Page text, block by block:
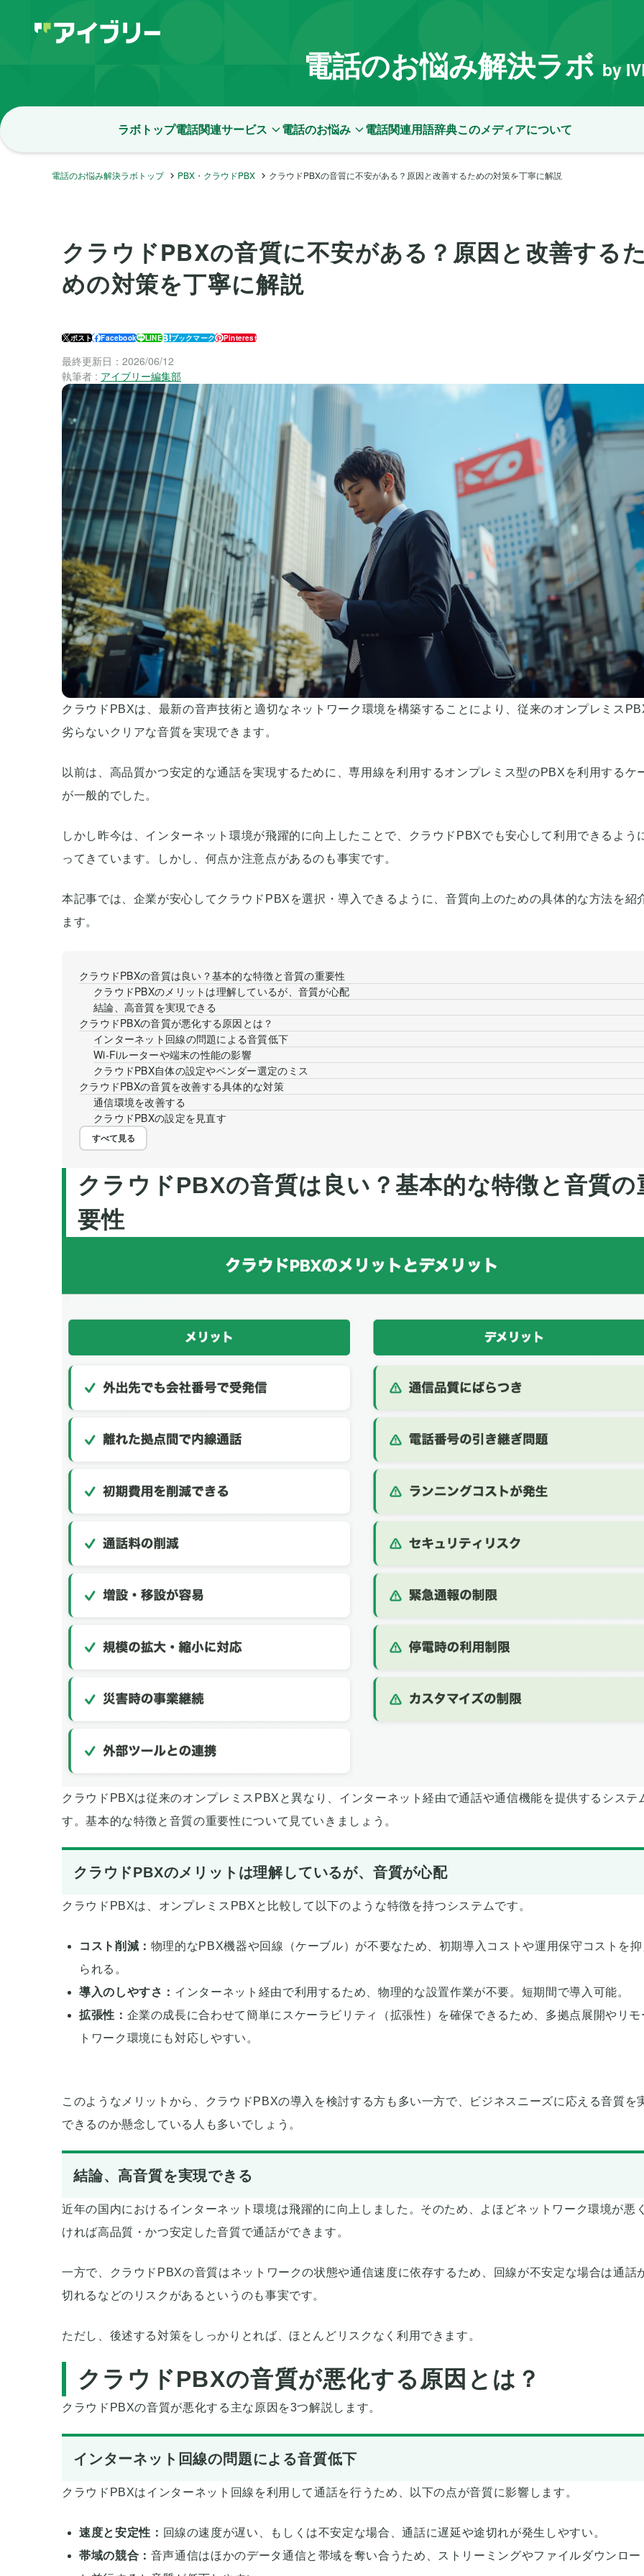
電話のお悩み解決ラボ by
ラボトップ電話関連サービス 電話のお悩み 電話関連用語辞典このメディアについて
電話のお悩み解決ラボトップ PBX・クラウドPBX クラウドPBXの音質に不安がある？原因と改善するための対策を丁寧に解説
クラウドPBXの音質に不安がある？原因と改善する
めの対策を丁寧に解説
ポスト Facebook LINE ブックマーク Pinterest
最終更新日：2026/06/12
執筆者 : アイブリー編集部
クラウドPBXは、最新の音声技術と適切なネットワーク環境を構築することにより、従来のオンプレミス
劣らないクリアな音質を実現できます。
以前は、高品質かつ安定的な通話を実現するために、専用線を利用するオンプレミス型のPBXを利用するケ
が一般的でした。
しかし昨今は、インターネット環境が飛躍的に向上したことで、クラウドPBXでも安心して利用できるよう
ってきています。しかし、何点か注意点があるのも事実です。
本記事では、企業が安心してクラウドPBXを選択・導入できるように、音質向上のための具体的な方法を紹
ます。
クラウドPBXの音質は良い？基本的な特徴と音質の重要性
クラウドPBXのメリットは理解しているが、音質が心配
結論、高音質を実現できる
クラウドPBXの音質が悪化する原因とは？
インターネット回線の問題による音質低下
Wi-Fiルーターや端末の性能の影響
クラウドPBX自体の設定やベンダー選定のミス
クラウドPBXの音質を改善する具体的な対策
通信環境を改善する
クラウドPBXの設定を見直す
すべて見る
クラウドPBXの音質は良い？基本的な特徴と音質の
要性
クラウドPBXは従来のオンプレミスPBXと異なり、インターネット経由で通話や通信機能を提供するシステ
す。基本的な特徴と音質の重要性について見ていきましょう。
クラウドPBXのメリットは理解しているが、音質が心配
クラウドPBXは、オンプレミスPBXと比較して以下のような特徴を持つシステムです。
コスト削減： 物理的なPBX機器や回線（ケーブル）が不要なため、初期導入コストや運用保守コストを
られる。
導入のしやすさ： インターネット経由で利用するため、物理的な設置作業が不要。短期間で導入可能。
拡張性： 企業の成長に合わせて簡単にスケーラビリティ（拡張性）を確保できるため、多拠点展開やリモ
トワーク環境にも対応しやすい。
このようなメリットから、クラウドPBXの導入を検討する方も多い一方で、ビジネスニーズに応える音質を
できるのか懸念している人も多いでしょう。
結論、高音質を実現できる
近年の国内におけるインターネット環境は飛躍的に向上しました。そのため、よほどネットワーク環境が悪
ければ高品質・かつ安定した音質で通話ができます。
一方で、クラウドPBXの音質はネットワークの状態や通信速度に依存するため、回線が不安定な場合は通話
切れるなどのリスクがあるというのも事実です。
ただし、後述する対策をしっかりとれば、ほとんどリスクなく利用できます。
クラウドPBXの音質が悪化する原因とは？
クラウドPBXの音質が悪化する主な原因を3つ解説します。
インターネット回線の問題による音質低下
クラウドPBXはインターネット回線を利用して通話を行うため、以下の点が音質に影響します。
速度と安定性： 回線の速度が遅い、もしくは不安定な場合、通話に遅延や途切れが発生しやすい。
帯域の競合： 音声通信はほかのデータ通信と帯域を奪い合うため、ストリーミングやファイルダウンロー